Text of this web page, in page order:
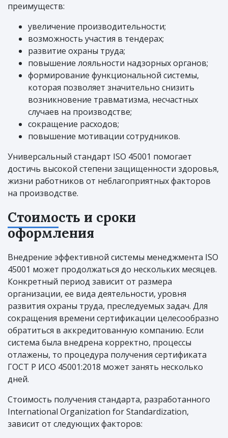
преимуществ:
увеличение производительности;
возможность участия в тендерах;
развитие охраны труда;
повышение лояльности надзорных органов;
формирование функциональной системы,
которая позволяет значительно снизить
возникновение травматизма, несчастных
случаев на производстве;
сокращение расходов;
повышение мотивации сотрудников.
Универсальный стандарт ISO 45001 помогает
достичь высокой степени защищенности здоровья,
жизни работников от неблагоприятных факторов
на производстве.
Стоимость и сроки
оформления
Внедрение эффективной системы менеджмента ISO
45001 может продолжаться до нескольких месяцев.
Конкретный период зависит от размера
организации, ее вида деятельности, уровня
развития охраны труда, преследуемых задач. Для
сокращения времени сертификации целесообразно
обратиться в аккредитованную компанию. Если
система была внедрена корректно, процессы
отлажены, то процедура получения сертификата
ГОСТ Р ИСО 45001:2018 может занять несколько
дней.
Стоимость получения стандарта, разработанного
International Organization for Standardization,
зависит от следующих факторов: